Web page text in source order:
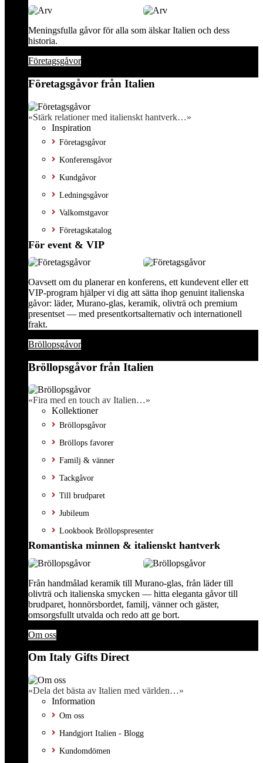
Meningsfulla gåvor för alla som älskar Italien och dess
historia.
Företagsgåvor
Företagsgåvor från Italien
«Stärk relationer med italienskt hantverk…»
Inspiration
Företagsgåvor
Konferensgåvor
Kundgåvor
Ledningsgåvor
Valkomstgavor
Företagskatalog
För event & VIP
Oavsett om du planerar en konferens, ett kundevent eller ett
VIP-program hjälper vi dig att sätta ihop genuint italienska
gåvor: läder, Murano-glas, keramik, olivträ och premium
presentset — med presentkortsalternativ och internationell
frakt.
Bröllopsgåvor
Bröllopsgåvor från Italien
«Fira med en touch av Italien…»
Kollektioner
Bröllopsgåvor
Bröllops favorer
Familj & vänner
Tackgåvor
Till brudparet
Jubileum
Lookbook Bröllopspresenter
Romantiska minnen & italienskt hantverk
Från handmålad keramik till Murano-glas, från läder till
olivträ och italienska smycken — hitta eleganta gåvor till
brudparet, honnörsbordet, familj, vänner och gäster,
omsorgsfullt utvalda och redo att ge bort.
Om oss
Om Italy Gifts Direct
«Dela det bästa av Italien med världen…»
Information
Om oss
Handgjort Italien - Blogg
Kundomdömen